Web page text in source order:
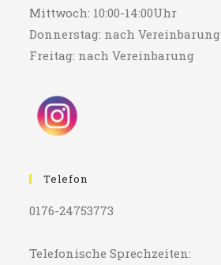
Mittwoch: 10:00-14:00Uhr
Donnerstag: nach Vereinbarung
Freitag: nach Vereinbarung
Telefon
0176-24753773
Telefonische Sprechzeiten: